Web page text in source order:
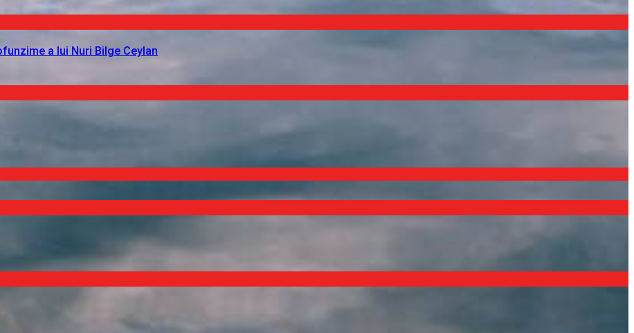
a lui Nuri Bilge Ceylan